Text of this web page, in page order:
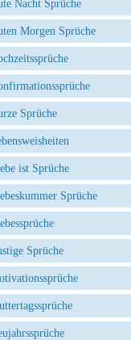
Nacht Sprüche
Morgen Sprüche
Sprüche
ist Sprüche
Sprüche
Sprüche